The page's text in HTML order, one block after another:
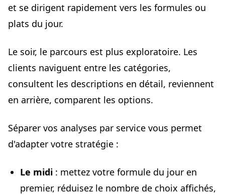
et se dirigent rapidement vers les formules ou
plats du jour.
Le soir, le parcours est plus exploratoire. Les
clients naviguent entre les catégories,
consultent les descriptions en détail, reviennent
en arrière, comparent les options.
Séparer vos analyses par service vous permet
d'adapter votre stratégie :
Le midi : mettez votre formule du jour en
premier, réduisez le nombre de choix affichés,